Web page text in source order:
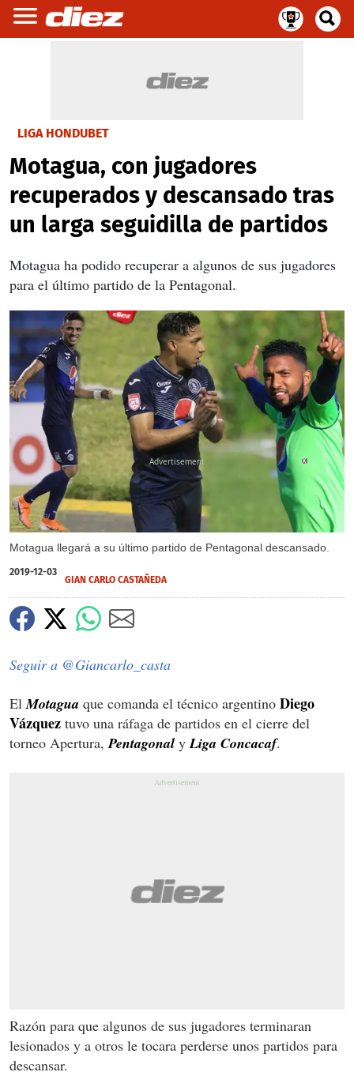
LIGA HONDUBET
Motagua, con jugadores
recuperados y descansado tras
un larga seguidilla de partidos
Motagua ha podido recuperar a algunos de sus jugadores
para el último partido de la Pentagonal.
Motagua llegará a su último partido de Pentagonal descansado.
X
2019-12-03
GIAN CARLO CASTAÑEDA
Seguir a @Giancarlo_casta
ElMotagua que comanda el técnico argentino Diego
Vázquez tuvo una ráfaga de partidos en el cierre del
torneo Apertura,Pentagonal yLiga Concacaf.
Razón para que algunos de sus jugadores terminaran
lesionados y a otros le tocara perderse unos partidos para
descansar.